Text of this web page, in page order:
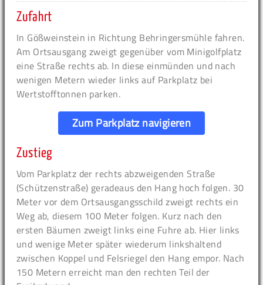
Zufahrt
In Gößweinstein in Richtung Behringersmühle fahren.
Am Ortsausgang zweigt gegenüber vom Minigolfplatz
eine Straße rechts ab. In diese einmünden und nach
wenigen Metern wieder links auf Parkplatz bei
Wertstofftonnen parken.
Zum Parkplatz navigieren
Zustieg
Vom Parkplatz der rechts abzweigenden Straße
(Schützenstraße) geradeaus den Hang hoch folgen. 30
Meter vor dem Ortsausgangsschild zweigt rechts ein
Weg ab, diesem 100 Meter folgen. Kurz nach den
ersten Bäumen zweigt links eine Fuhre ab. Hier links
und wenige Meter später wiederum linkshaltend
zwischen Koppel und Felsriegel den Hang empor. Nach
150 Metern erreicht man den rechten Teil der